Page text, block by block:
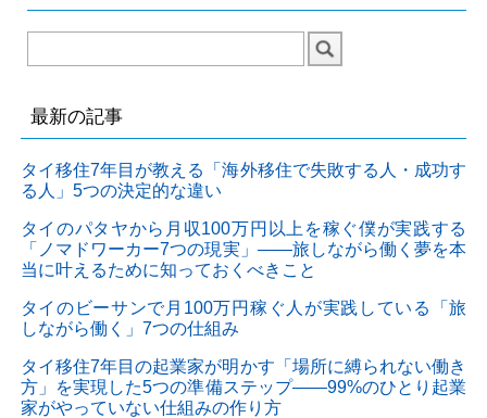
最新の記事
タイ移住7年目が教える「海外移住で失敗する人・成功す
る人」5つの決定的な違い
タイのパタヤから月収100万円以上を稼ぐ僕が実践する
「ノマドワーカー7つの現実」——旅しながら働く夢を本
当に叶えるために知っておくべきこと
タイのビーサンで月100万円稼ぐ人が実践している「旅
しながら働く」7つの仕組み
タイ移住7年目の起業家が明かす「場所に縛られない働き
方」を実現した5つの準備ステップ——99%のひとり起業
家がやっていない仕組みの作り方